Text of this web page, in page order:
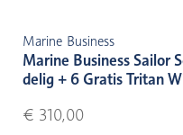
Marine Business
Marine Business Sailor
delig + 6 Gratis Tritan
€ 310,00